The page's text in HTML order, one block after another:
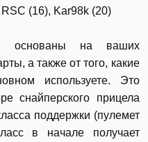
(16), Kar98k (20)
основаны на ваших
а также от того, какие
используете. Это
снайперского прицела
поддержки (пулемет
в начале получает